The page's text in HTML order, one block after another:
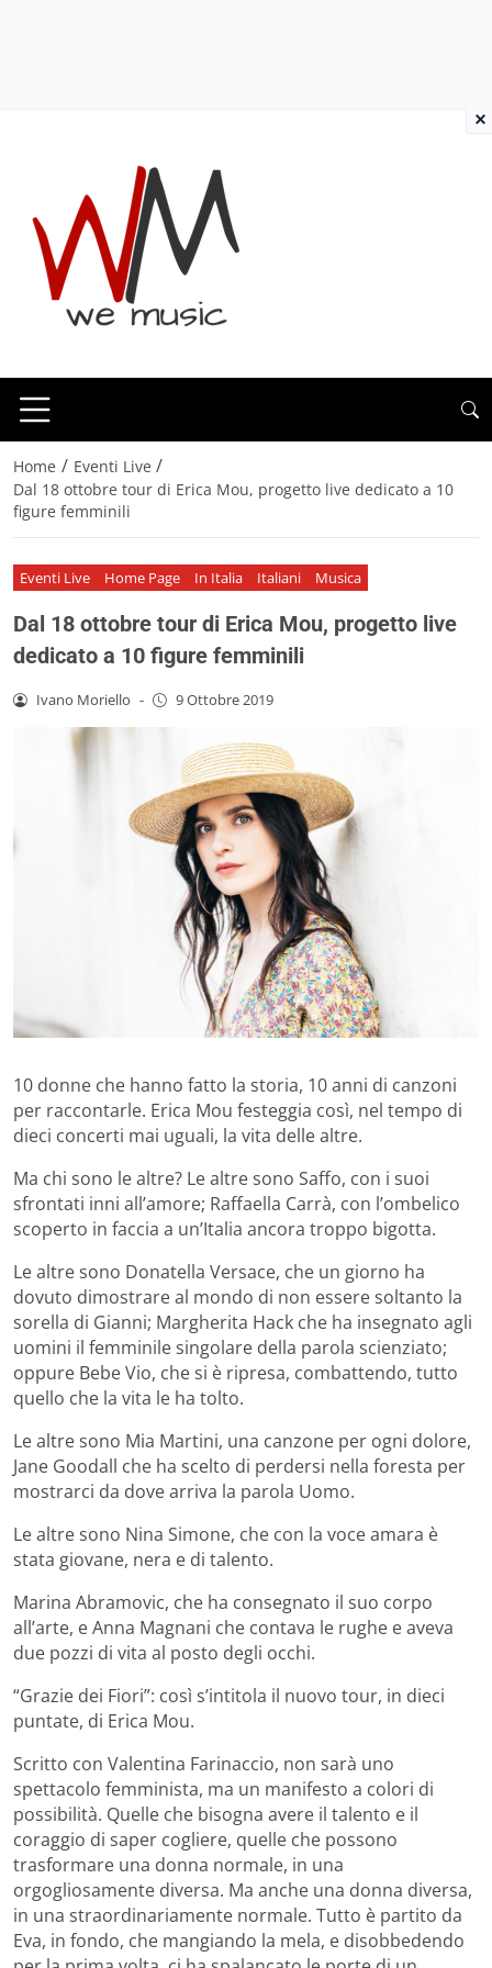
Home / Eventi Live /
Dal 18 ottobre tour di Erica Mou, progetto live dedicato a 10
figure femminili
Eventi Live Home Page In Italia Italiani Musica
Dal 18 ottobre tour di Erica Mou, progetto live
dedicato a 10 figure femminili
Ivano Moriello - 9 Ottobre 2019
10 donne che hanno fatto la storia, 10 anni di canzoni
per raccontarle. Erica Mou festeggia così, nel tempo di
dieci concerti mai uguali, la vita delle altre.
Ma chi sono le altre? Le altre sono Saffo, con i suoi
sfrontati inni all’amore; Raffaella Carrà, con l’ombelico
scoperto in faccia a un’Italia ancora troppo bigotta.
Le altre sono Donatella Versace, che un giorno ha
dovuto dimostrare al mondo di non essere soltanto la
sorella di Gianni; Margherita Hack che ha insegnato agli
uomini il femminile singolare della parola scienziato;
oppure Bebe Vio, che si è ripresa, combattendo, tutto
quello che la vita le ha tolto.
Le altre sono Mia Martini, una canzone per ogni dolore,
Jane Goodall che ha scelto di perdersi nella foresta per
mostrarci da dove arriva la parola Uomo.
Le altre sono Nina Simone, che con la voce amara è
stata giovane, nera e di talento.
Marina Abramovic, che ha consegnato il suo corpo
all’arte, e Anna Magnani che contava le rughe e aveva
due pozzi di vita al posto degli occhi.
“Grazie dei Fiori”: così s’intitola il nuovo tour, in dieci
puntate, di Erica Mou.
Scritto con Valentina Farinaccio, non sarà uno
spettacolo femminista, ma un manifesto a colori di
possibilità. Quelle che bisogna avere il talento e il
coraggio di saper cogliere, quelle che possono
trasformare una donna normale, in una
orgogliosamente diversa. Ma anche una donna diversa,
in una straordinariamente normale. Tutto è partito da
Eva, in fondo, che mangiando la mela, e disobbedendo
×